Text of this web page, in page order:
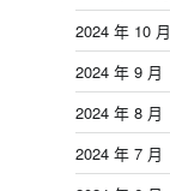
2024 年 10 月
2024 年 9 月
2024 年 8 月
2024 年 7 月